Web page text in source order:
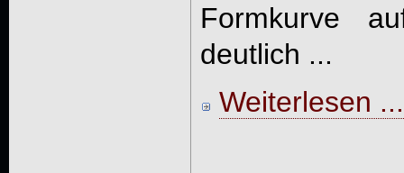
Formkurve
deutlich ...
Weiterlesen ...